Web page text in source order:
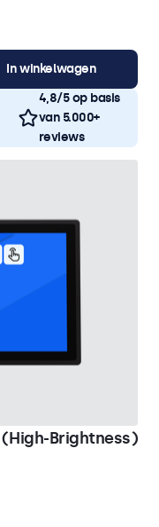
In winkelwagen
4,8/5 op basis
van 5.000+
reviews
Brightness)